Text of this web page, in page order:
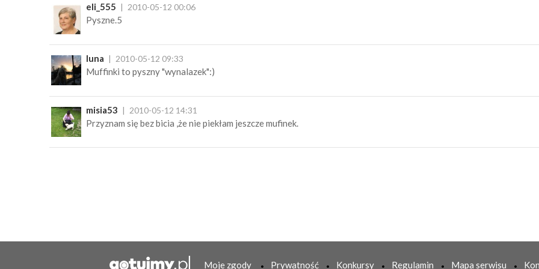
eli_555 2010-05-12 00:06
Pyszne.5
luna 2010-05-12 09:33
Muffinki to pyszny "wynalazek":)
misia53 2010-05-12 14:31
Przyznam się bez bicia ,że nie piekłam jeszcze mufinek.
Moje zgody Prywatność Konkursy Regulamin Mapa serwisu